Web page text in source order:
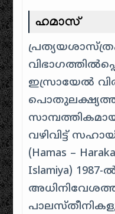
ഹമാസ്
ഇസ്രായേൽ
വഴിവിട്ട്
(Hamas –
Islamiya)